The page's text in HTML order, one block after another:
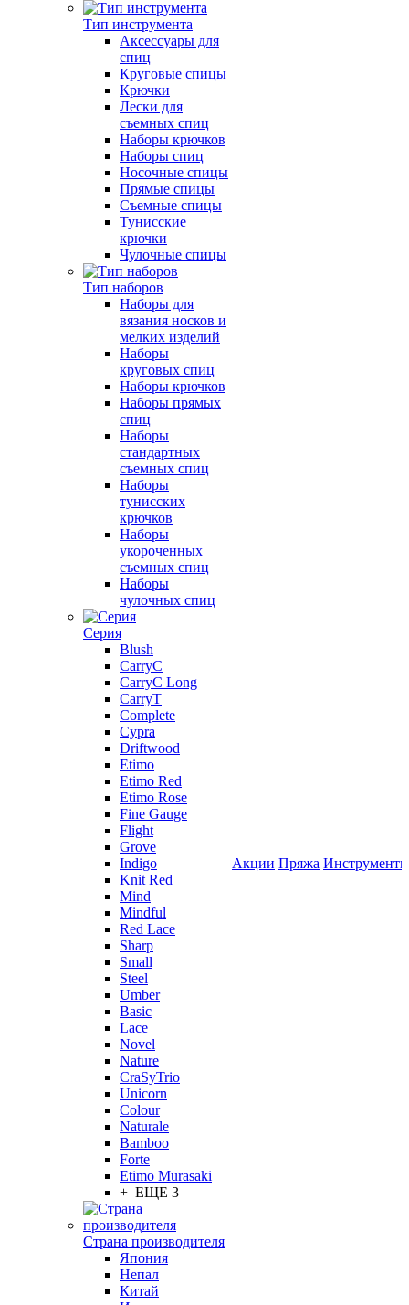
Тип инструмента
Аксессуары для
спиц
Круговые спицы
Крючки
Лески для
съемных спиц
Наборы крючков
Наборы спиц
Носочные спицы
Прямые спицы
Съемные спицы
Тунисские
крючки
Чулочные спицы
Тип наборов
Наборы для
вязания носков и
мелких изделий
Наборы
круговых спиц
Наборы крючков
Наборы прямых
спиц
Наборы
стандартных
съемных спиц
Наборы
тунисских
крючков
Наборы
укороченных
съемных спиц
Наборы
чулочных спиц
Серия
Blush
CarryC
CarryC Long
CarryT
Complete
Cypra
Driftwood
Etimo
Etimo Red
Etimo Rose
Fine Gauge
Flight
Grove
Indigo
Knit Red
Mind
Mindful
Red Lace
Sharp
Small
Steel
Umber
Basic
Lace
Novel
Nature
CraSyTrio
Unicorn
Colour
Naturale
Bamboo
Forte
Etimo Murasaki
+ ЕЩЕ 3
Страна производителя
Япония
Непал
Китай
Акции Пряжа Инструменты